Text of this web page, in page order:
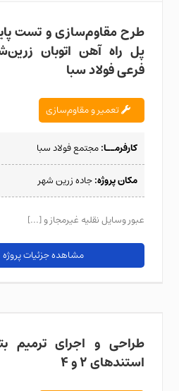
طرح مقاوم‌سازی و تست
پل راه آهن اتوبان
فرعی فولاد سبا
تعمیر و مقاوم‌سازی
کارفرمــا:مجتمع فولاد سبا
مکان پروژه:جاده زرین شهر
عبور وسایل نقلیه غیرمجاز و [...]
مشاهده جزئیات پروژه
طراحی و اجرای ترمیم
استندهای 2 و 4